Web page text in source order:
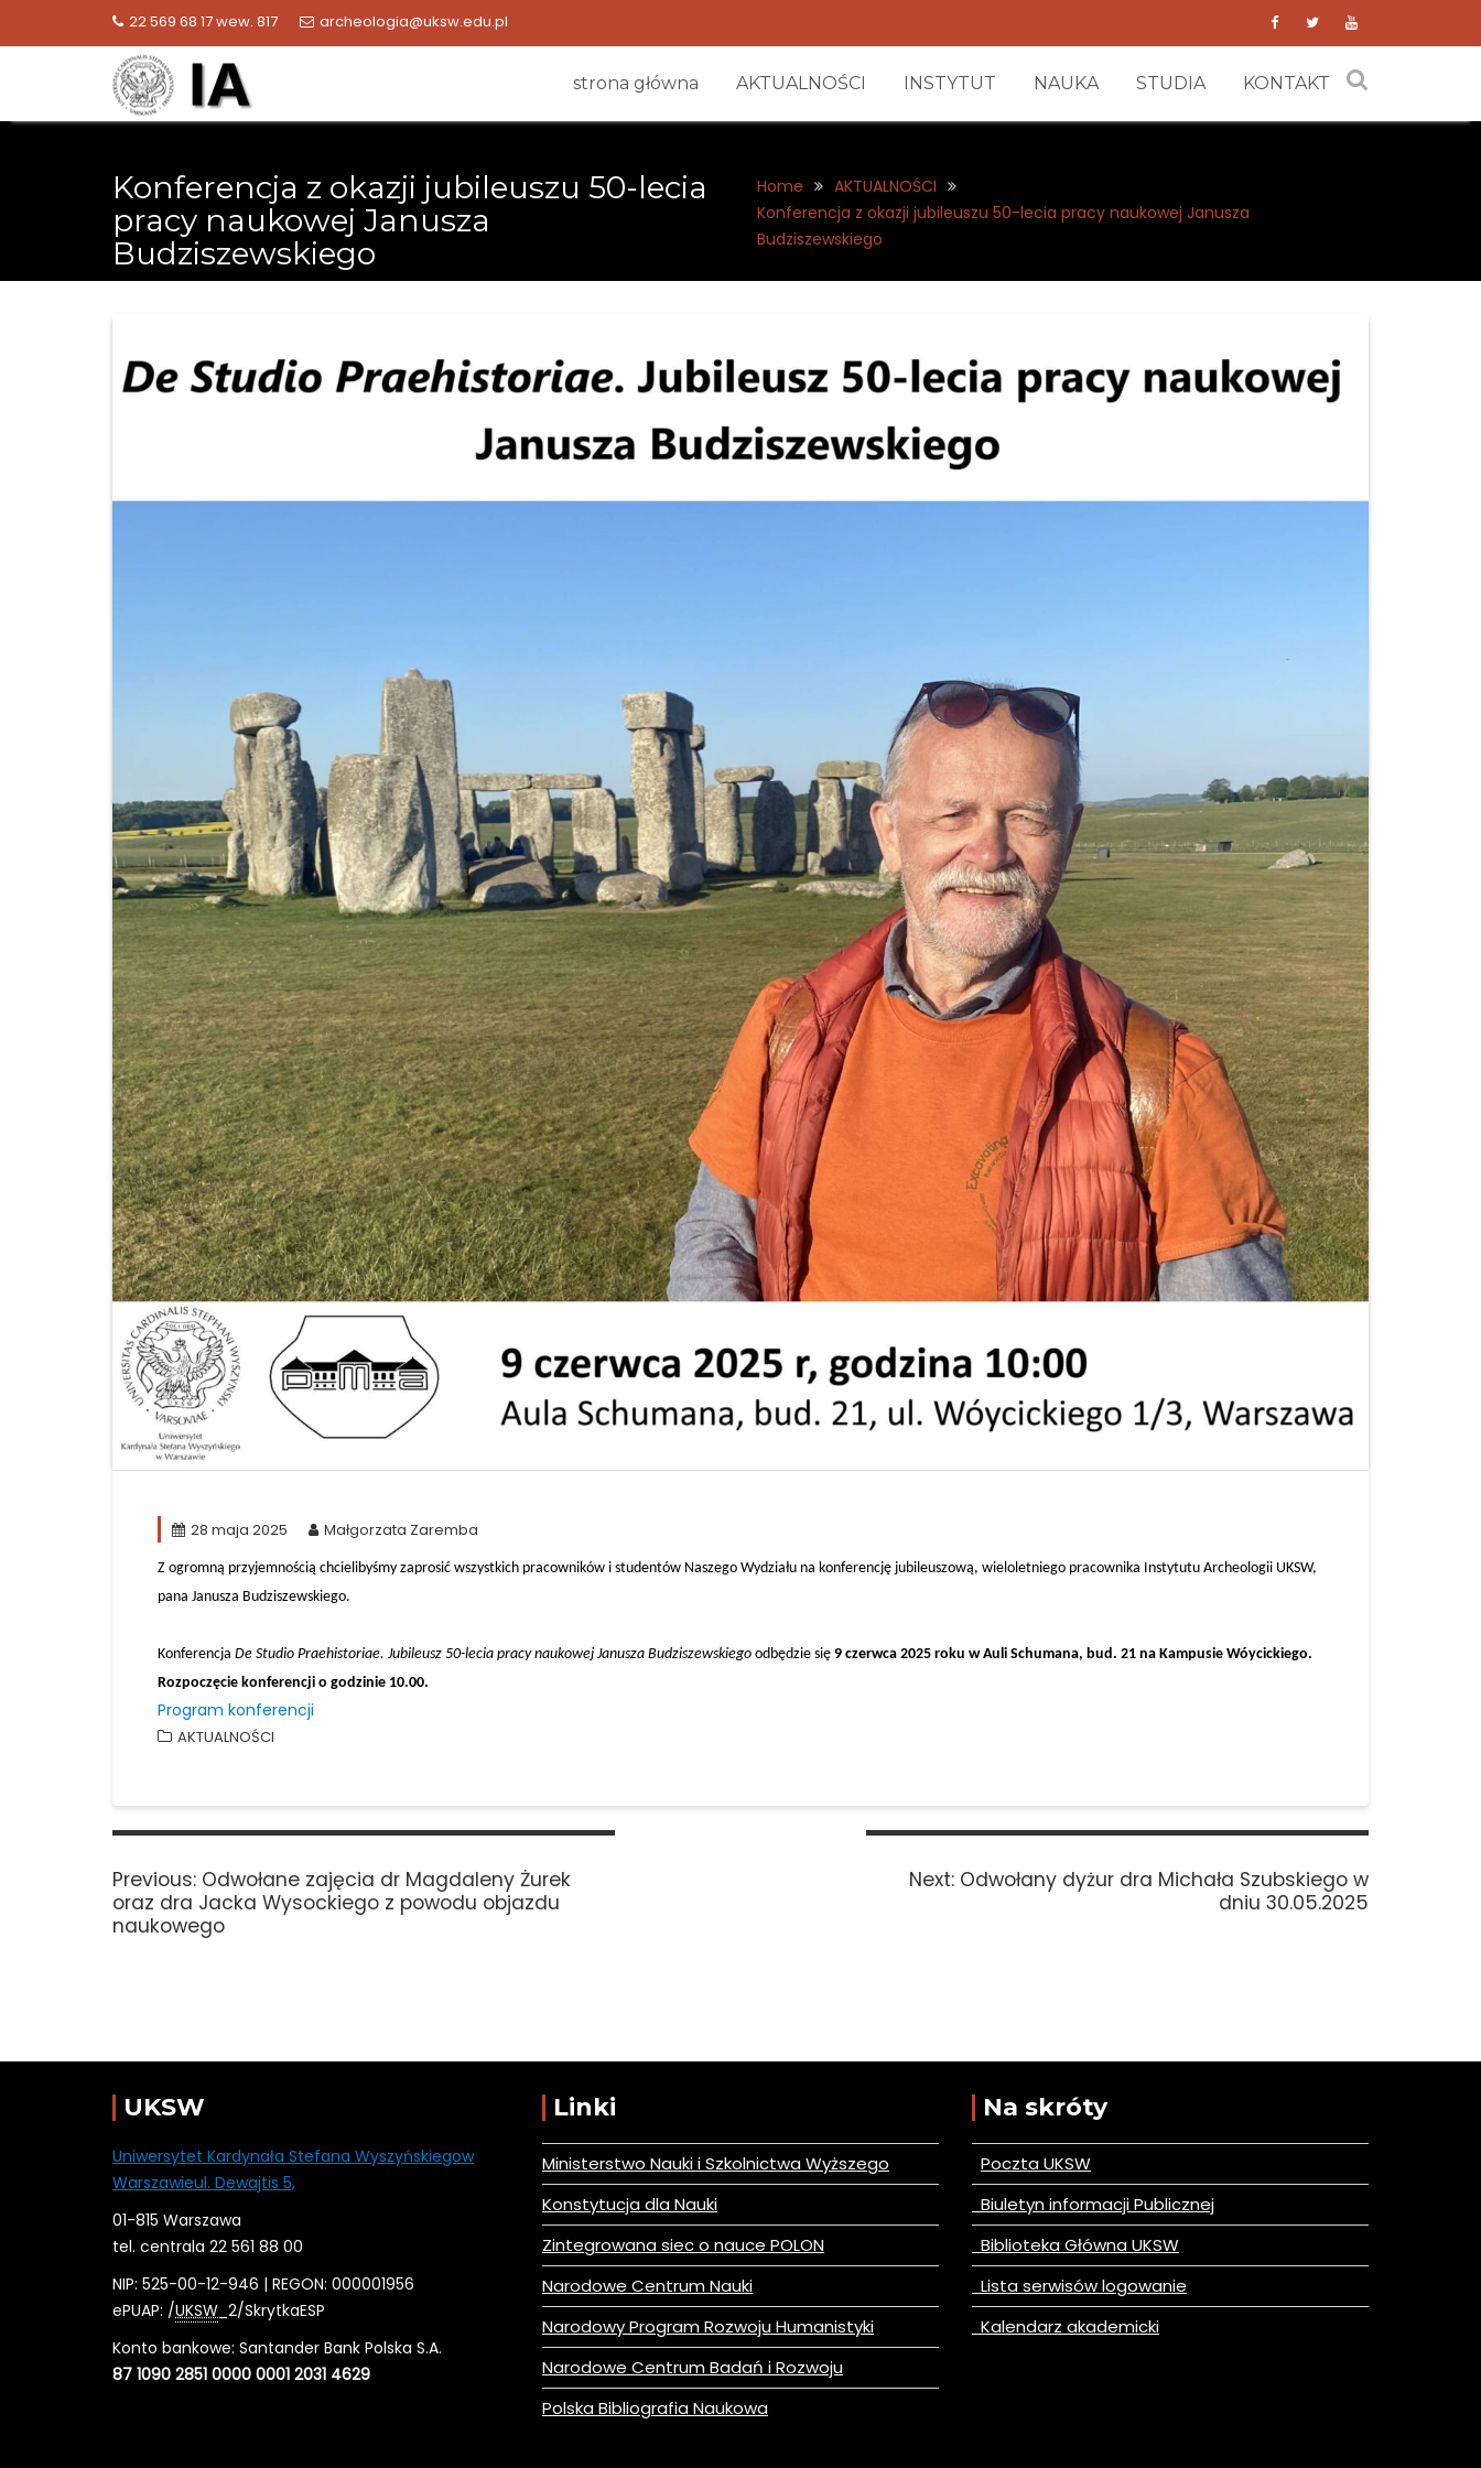
22 569 68 17 wew. 817 archeologia@uksw.edu.pl
strona główna AKTUALNOŚCI INSTYTUT NAUKA STUDIA KONTAKT
Konferencja z okazji jubileuszu 50-lecia
pracy naukowej Janusza
Budziszewskiego
Home
AKTUALNOŚCI
Konferencja z okazji jubileuszu 50-lecia pracy naukowej Janusza
Budziszewskiego
28 maja 2025 Małgorzata Zaremba
Z ogromną przyjemnością chcielibyśmy zaprosić wszystkich pracowników i studentów Naszego Wydziału na konferencję jubileuszową, wieloletniego pracownika Instytutu Archeologii UKSW,
pana Janusza Budziszewskiego.
Konferencja De Studio Praehistoriae. Jubileusz 50-lecia pracy naukowej Janusza Budziszewskiego odbędzie się 9 czerwca 2025 roku w Auli Schumana, bud. 21 na Kampusie Wóycickiego.
Rozpoczęcie konferencji o godzinie 10.00.
Program konferencji
AKTUALNOŚCI
Nawigacja
Previous: Previous
post:
Odwołane zajęcia dr Magdaleny Żurek
oraz dra Jacka Wysockiego z powodu objazdu
naukowego
Next: Next
Odwołany dyżur dra Michała Szubskiego w
dniu 30.05.2025
UKSW
Uniwersytet Kardynała Stefana Wyszyńskiegow
Warszawieul. Dewajtis 5,
01-815 Warszawa
tel. centrala 22 561 88 00
NIP: 525-00-12-946 | REGON: 000001956
ePUAP: /UKSW _2/SkrytkaESP
Konto bankowe: Santander Bank Polska S.A.
87 1090 2851 0000 0001 2031 4629
Linki
Ministerstwo Nauki i Szkolnictwa Wyższego
Konstytucja dla Nauki
Zintegrowana siec o nauce POLON
Narodowe Centrum Nauki
Narodowy Program Rozwoju Humanistyki
Narodowe Centrum Badań i Rozwoju
Polska Bibliografia Naukowa
Na skróty
Poczta UKSW
Biuletyn informacji Publicznej
Biblioteka Główna UKSW
Lista serwisów logowanie
Kalendarz akademicki